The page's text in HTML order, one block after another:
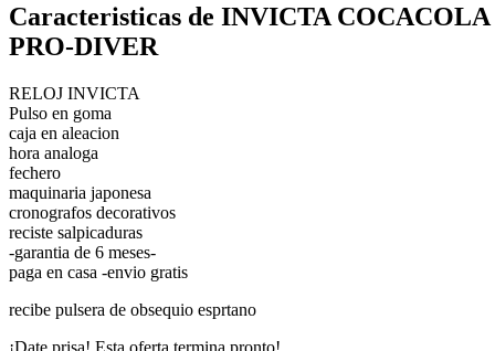
Caracteristicas de INVICTA COCACOLA
PRO-DIVER
RELOJ INVICTA
Pulso en goma
caja en aleacion
hora analoga
fechero
maquinaria japonesa
cronografos decorativos
reciste salpicaduras
-garantia de 6 meses-
paga en casa -envio gratis
recibe pulsera de obsequio esprtano
¡Date prisa! Esta oferta termina pronto!